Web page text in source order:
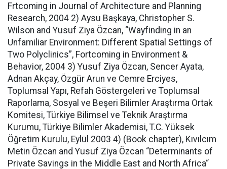
Frtcoming in Journal of Architecture and Planning
Research, 2004 2) Aysu Başkaya, Christopher S.
Wilson and Yusuf Ziya Özcan, “Wayfinding in an
Unfamiliar Environment: Different Spatial Settings of
Two Polyclinics”, Fortcoming in Environment &
Behavior, 2004 3) Yusuf Ziya Özcan, Sencer Ayata,
Adnan Akçay, Özgür Arun ve Cemre Erciyes,
Toplumsal Yapı, Refah Göstergeleri ve Toplumsal
Raporlama, Sosyal ve Beşeri Bilimler Araştırma Ortak
Komitesi, Türkiye Bilimsel ve Teknik Araştırma
Kurumu, Türkiye Bilimler Akademisi, T.C. Yüksek
Öğretim Kurulu, Eylül 2003 4) (Book chapter), Kıvılcım
Metin Özcan and Yusuf Ziya Özcan “Determinants of
Private Savings in the Middle East and North Africa“